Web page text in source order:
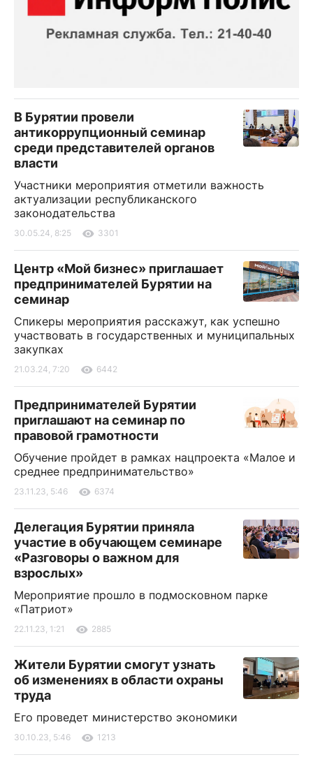
В Бурятии провели
антикоррупционный семинар
среди представителей органов
власти
Участники мероприятия отметили важность
актуализации республиканского
законодательства
30.05.24, 8:25 3301
Центр «Мой бизнес» приглашает
предпринимателей Бурятии на
семинар
Спикеры мероприятия расскажут, как успешно
участвовать в государственных и муниципальных
закупках
21.03.24, 7:20 6442
Предпринимателей Бурятии
приглашают на семинар по
правовой грамотности
Обучение пройдет в рамках нацпроекта «Малое и
среднее предпринимательство»
23.11.23, 5:46 6374
Делегация Бурятии приняла
участие в обучающем семинаре
«Разговоры о важном для
взрослых»
Мероприятие прошло в подмосковном парке
«Патриот»
22.11.23, 1:21 2885
Жители Бурятии смогут узнать
об изменениях в области охраны
труда
Его проведет министерство экономики
30.10.23, 5:46 1213